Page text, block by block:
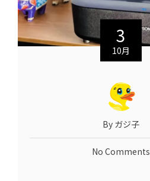
3
10月
By ガジ子
No Comments